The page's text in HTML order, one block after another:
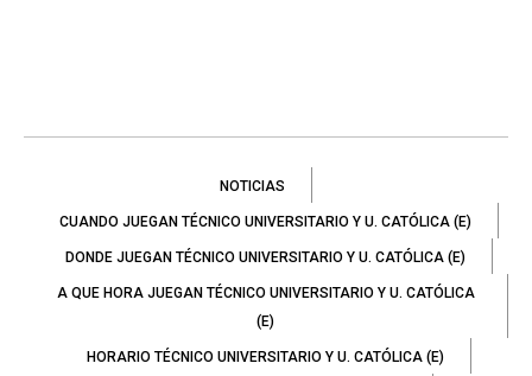
NOTICIAS
CUANDO JUEGAN TÉCNICO UNIVERSITARIO Y U. CATÓLICA (E)
DONDE JUEGAN TÉCNICO UNIVERSITARIO Y U. CATÓLICA (E)
A QUE HORA JUEGAN TÉCNICO UNIVERSITARIO Y U. CATÓLICA
(E)
HORARIO TÉCNICO UNIVERSITARIO Y U. CATÓLICA (E)